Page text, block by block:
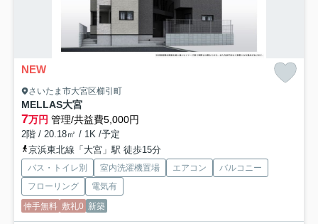
NEW
さいたま市大宮区櫛引町
MELLAS大宮
7万円 管理/共益費5,000円
2階 / 20.18㎡ / 1K /予定
京浜東北線「大宮」駅 徒歩15分
バス・トイレ別 室内洗濯機置場 エアコン
バルコニー
フローリング
電気有
仲手無料 敷礼0 新築